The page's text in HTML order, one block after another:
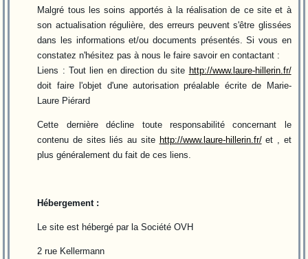
Malgré tous les soins apportés à la réalisation de ce site et à
son actualisation régulière, des erreurs peuvent s'être glissées
dans les informations et/ou documents présentés. Si vous en
constatez n'hésitez pas à nous le faire savoir en contactant :
Liens : Tout lien en direction du site http://www.laure-hillerin.fr/
doit faire l'objet d'une autorisation préalable écrite de Marie-
Laure Piérard
Cette dernière décline toute responsabilité concernant le
contenu de sites liés au site http://www.laure-hillerin.fr/et , et
plus généralement du fait de ces liens.
Hébergement :
Le site est hébergé par la Société OVH
2 rue Kellermann